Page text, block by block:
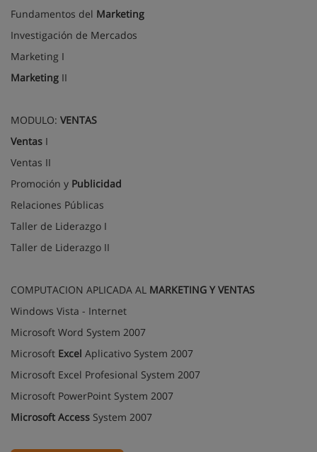
Fundamentos del Marketing
Investigación de Mercados
Marketing I
Marketing II
MODULO: VENTAS
Ventas I
Ventas II
Promoción y Publicidad
Relaciones Públicas
Taller de Liderazgo I
Taller de Liderazgo II
COMPUTACION APLICADA AL MARKETING Y VENTAS
Windows Vista - Internet
Microsoft Word System 2007
Microsoft Excel Aplicativo System 2007
Microsoft Excel Profesional System 2007
Microsoft PowerPoint System 2007
Microsoft Access System 2007